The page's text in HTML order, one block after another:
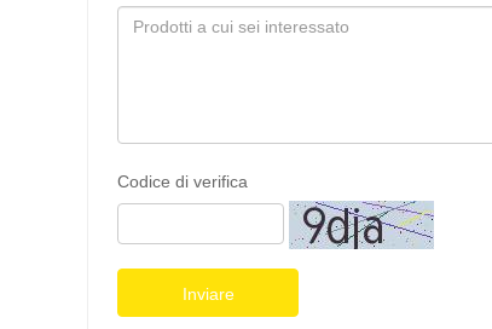
Codice di verifica
Inviare